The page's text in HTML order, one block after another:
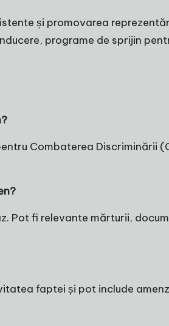
și promovarea
programe de sprijin
Combaterea Discriminării
Pot fi relevante mărturii,
faptei și pot include